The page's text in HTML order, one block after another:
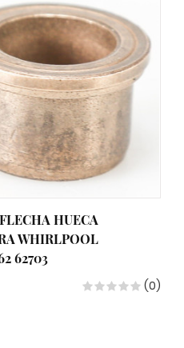
HUECA
WHIRLPOOL
62703
(0)